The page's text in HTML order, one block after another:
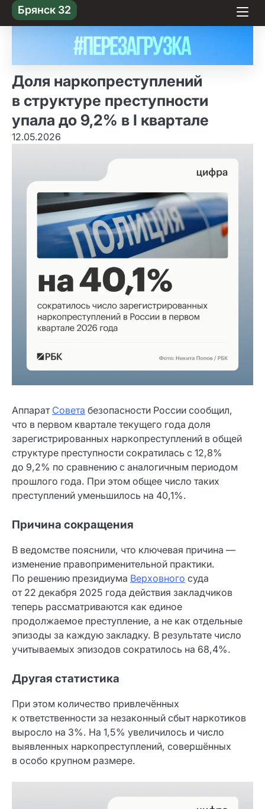
Skip
to content
Брянск 32
Доля наркопреступлений
в структуре преступности
упала до 9,2% в I квартале
12.05.2026
Аппарат Совета безопасности России сообщил,
что в первом квартале текущего года доля
зарегистрированных наркопреступлений в общей
структуре преступности сократилась с 12,8%
до 9,2% по сравнению с аналогичным периодом
прошлого года. При этом общее число таких
преступлений уменьшилось на 40,1%.
Причина сокращения
В ведомстве пояснили, что ключевая причина —
изменение правоприменительной практики.
По решению президиума Верховного суда
от 22 декабря 2025 года действия закладчиков
теперь рассматриваются как единое
продолжаемое преступление, а не как отдельные
эпизоды за каждую закладку. В результате число
учитываемых эпизодов сократилось на 68,4%.
Другая статистика
При этом количество привлечённых
к ответственности за незаконный сбыт наркотиков
выросло на 3%. На 1,5% увеличилось и число
выявленных наркопреступлений, совершённых
в особо крупном размере.